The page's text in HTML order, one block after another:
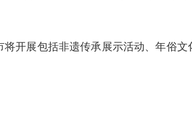
将开展包括非遗传承展示活动、年俗文